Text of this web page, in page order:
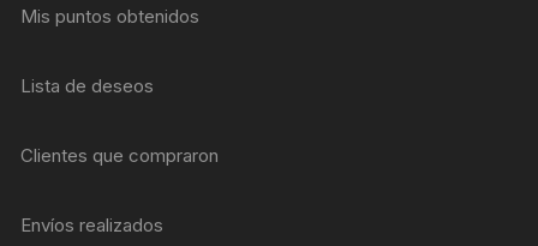
Mis puntos obtenidos
Lista de deseos
Clientes que compraron
Envíos realizados